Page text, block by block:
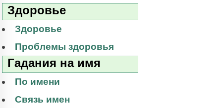
Здоровье
Здоровье
Проблемы здоровья
Гадания на имя
По имени
Связь имен